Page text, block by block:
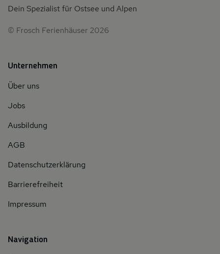
Dein Spezialist für Ostsee und Alpen
© Frosch Ferienhäuser 2026
Unternehmen
Über uns
Jobs
Ausbildung
AGB
Datenschutzerklärung
Barrierefreiheit
Impressum
Navigation